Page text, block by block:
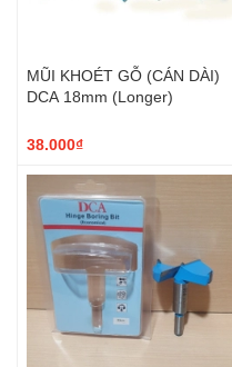
MŨI KHOÉT GỖ (CÁN DÀI)
DCA 18mm (Longer)
38.000₫